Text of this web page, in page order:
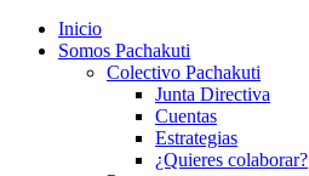
Inicio
Somos Pachakuti
Colectivo Pachakuti
Junta Directiva
Cuentas
Estrategias
¿Quieres colaborar?